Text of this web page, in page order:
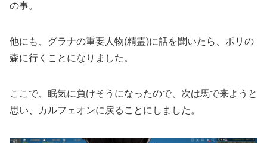
の事。
他にも、グラナの重要人物(精霊)に話を聞いたら、ポリの
森に行くことになりました。
ここで、眠気に負けそうになったので、次は馬で来ようと
思い、カルフェオンに戻ることにしました。